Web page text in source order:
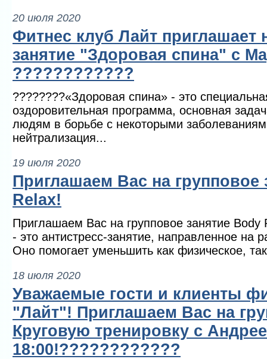
20 июля 2020
Фитнес клуб Лайт приглашает
занятие "Здоровая спина" с
????????????
????????«Здоровая спина» - это
оздоровительная программа, основная
людям в борьбе с некоторыми
нейтрализация...
19 июля 2020
Приглашаем Вас на групповое
Relax!
Приглашаем Вас на групповое занятие Body
- это антистресс-занятие, направленное на
Оно помогает уменьшить как физическое,
18 июля 2020
Уважаемые гости и клиенты
"Лайт"! Приглашаем Вас на
Круговую тренировку с
18:00!????????????